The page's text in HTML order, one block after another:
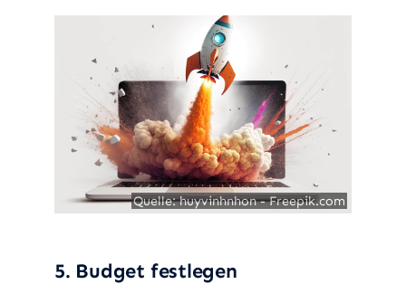
Quelle: huyvinhnhon - Freepik.com
5. Budget festlegen